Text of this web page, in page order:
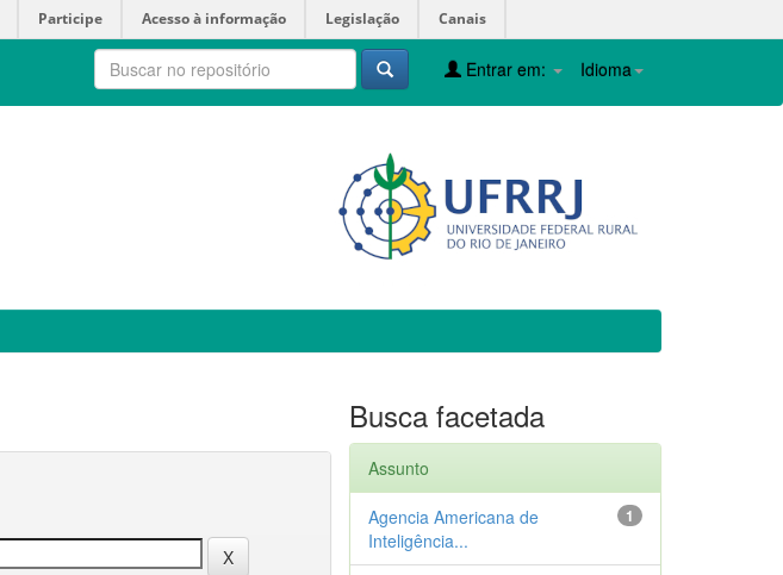
Participe Acesso à informação Legislação Canais
Idioma
Entrar em:
Busca facetada
Assunto
1
Agencia Americana de
Inteligência...